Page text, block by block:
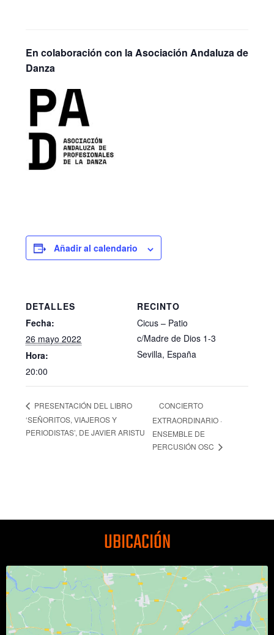
En colaboración con la Asociación Andaluza de
Danza
Añadir al calendario
DETALLES
Fecha:
26 mayo 2022
Hora:
20:00
RECINTO
Cicus – Patio
c/Madre de Dios 1-3
Sevilla, España
PRESENTACIÓN DEL LIBRO
‘SEÑORITOS, VIAJEROS Y
PERIODISTAS’, DE JAVIER ARISTU
CONCIERTO
EXTRAORDINARIO ·
ENSEMBLE DE
PERCUSIÓN OSC
UBICACIÓN